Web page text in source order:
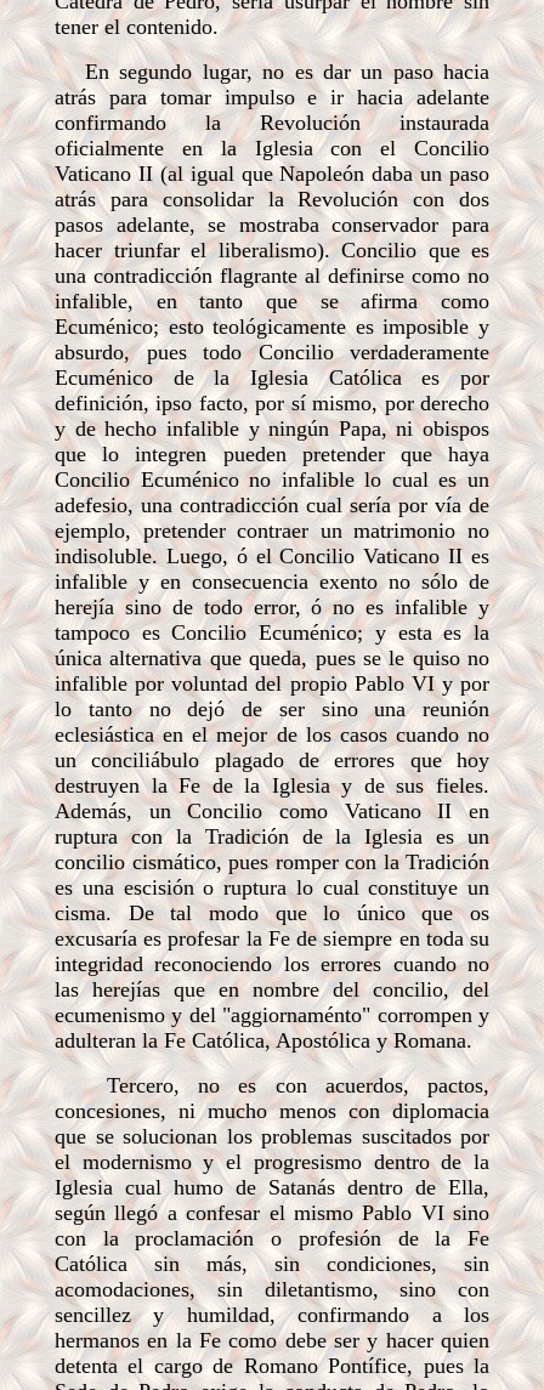
tener el contenido.
En segundo lugar, no es dar un paso hacia
atrás para tomar impulso e ir hacia adelante
confirmando la Revolución instaurada
oficialmente en la Iglesia con el Concilio
Vaticano II (al igual que Napoleón daba un paso
atrás para consolidar la Revolución con dos
pasos adelante, se mostraba conservador para
hacer triunfar el liberalismo). Concilio que es
una contradicción flagrante al definirse como no
infalible, en tanto que se afirma como
Ecuménico; esto teológicamente es imposible y
absurdo, pues todo Concilio verdaderamente
Ecuménico de la Iglesia Católica es por
definición, ipso facto, por sí mismo, por derecho
y de hecho infalible y ningún Papa, ni obispos
que lo integren pueden pretender que haya
Concilio Ecuménico no infalible lo cual es un
adefesio, una contradicción cual sería por vía de
ejemplo, pretender contraer un matrimonio no
indisoluble. Luego, ó el Concilio Vaticano II es
infalible y en consecuencia exento no sólo de
herejía sino de todo error, ó no es infalible y
tampoco es Concilio Ecuménico; y esta es la
única alternativa que queda, pues se le quiso no
infalible por voluntad del propio Pablo VI y por
lo tanto no dejó de ser sino una reunión
eclesiástica en el mejor de los casos cuando no
un conciliábulo plagado de errores que hoy
destruyen la Fe de la Iglesia y de sus fieles.
Además, un Concilio como Vaticano II en
ruptura con la Tradición de la Iglesia es un
concilio cismático, pues romper con la Tradición
es una escisión o ruptura lo cual constituye un
cisma. De tal modo que lo único que os
excusaría es profesar la Fe de siempre en toda su
integridad reconociendo los errores cuando no
las herejías que en nombre del concilio, del
ecumenismo y del "aggiornaménto" corrompen y
adulteran la Fe Católica, Apostólica y Romana.
Tercero, no es con acuerdos, pactos,
concesiones, ni mucho menos con diplomacia
que se solucionan los problemas suscitados por
el modernismo y el progresismo dentro de la
Iglesia cual humo de Satanás dentro de Ella,
según llegó a confesar el mismo Pablo VI sino
con la proclamación o profesión de la Fe
Católica sin más, sin condiciones, sin
acomodaciones, sin diletantismo, sino con
sencillez y humildad, confirmando a los
hermanos en la Fe como debe ser y hacer quien
detenta el cargo de Romano Pontífice, pues la